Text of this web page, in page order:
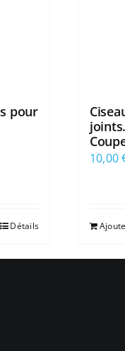
pour
Détails
10,00